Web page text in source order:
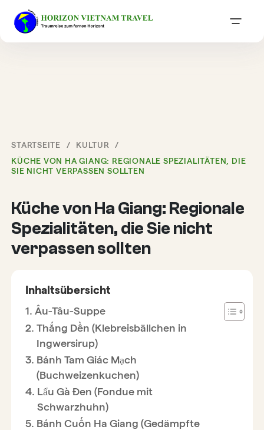
STARTSEITE
KULTUR
KÜCHE VON HA GIANG: REGIONALE SPEZIALITÄTEN, DIE
SIE NICHT VERPASSEN SOLLTEN
Küche von Ha Giang: Regionale
Spezialitäten, die Sie nicht
verpassen sollten
Inhaltsübersicht
Âu-Tâu-Suppe
Thắng Dền (Klebreisbällchen in
Ingwersirup)
Bánh Tam Giác Mạch
(Buchweizenkuchen)
Lẩu Gà Đen (Fondue mit
Schwarzhuhn)
Bánh Cuốn Ha Giang (Gedämpfte